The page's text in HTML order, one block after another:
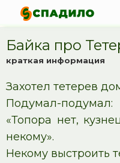
Байка про
краткая информация
Захотел тетерев
Подумал-подумал:
«Топора нет,
некому».
Некому выстроить